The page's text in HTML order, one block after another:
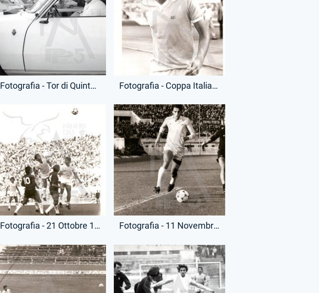
Fotografia - Tor di Quinto - Bruno Giordano Fotografia - Coppa Italia - Filippo Citterio
Fotografia - 21 Ottobre 1979 - Campionato Serie A - Lazio-Cagliari Fotografia - 11 Novembre 1979 - Campionato Serie A - Lazio-Pescara